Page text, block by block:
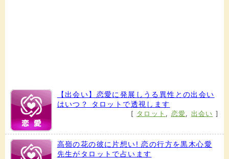
【出会い】恋愛に発展しうる異性との出会い
はいつ？ タロットで透視します
[ タロット , 恋愛, 出会い ]
高嶺の花の彼に片想い! 恋の行方を黒木心愛
先生がタロットで占います